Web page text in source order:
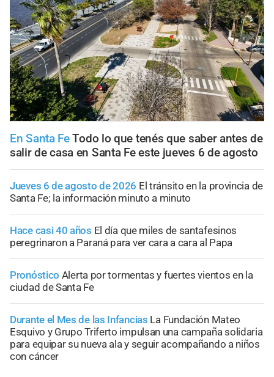
En Santa Fe Todo lo que tenés que saber antes de
salir de casa en Santa Fe este jueves 6 de agosto
Jueves 6 de agosto de 2026 El tránsito en la provincia de
Santa Fe; la información minuto a minuto
Hace casi 40 años El día que miles de santafesinos
peregrinaron a Paraná para ver cara a cara al Papa
Pronóstico Alerta por tormentas y fuertes vientos en la
ciudad de Santa Fe
Durante el Mes de las Infancias La Fundación Mateo
Esquivo y Grupo Triferto impulsan una campaña solidaria
para equipar su nueva ala y seguir acompañando a niños
con cáncer